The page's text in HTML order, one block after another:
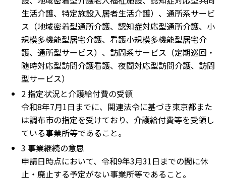
生活介護、特定施設入居者生活介護）、通所系サービ
ス（地域密着型通所介護、認知症対応型通所介護、小
規模多機能型居宅介護、看護小規模多機能型居宅介
護、通所型サービス）、訪問系サービス（定期巡回・
随時対応型訪問介護看護、夜間対応型訪問介護、訪問
型サービス）
2 指定状況と介護給付費の受領
令和8年7月1日までに、関連法令に基づき東京都また
は調布市の指定を受けており、介護給付費等を受領し
ている事業所等であること。
3 事業継続の意思
申請日時点において、令和9年3月31日までの間に休
止・廃止する予定がない事業所等であること。